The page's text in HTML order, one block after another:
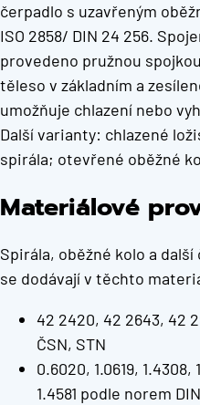
čerpadlo s uzavřeným
ISO 2858/ DIN 24 256.
provedeno pružnou
těleso v základním a
umožňuje chlazení nebo
Další varianty: chlazené
spirála; otevřené oběžné
Materiálové
Spirála, oběžné kolo a
se dodávají v těchto
42 2420, 42 2643, 42
ČSN, STN
0.6020, 1.0619, 1.4308,
1.4581 podle norem DIN